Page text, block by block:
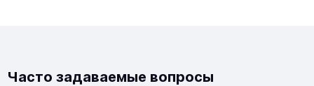
Часто задаваемые вопросы